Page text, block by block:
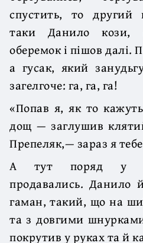
спустить, то другий
таки Данило кози,
оберемок і пішов
а гусак, який
загелгоче: га, га, га!
«Попав я, як то
дощ — заглушив
Препеляк,— зараз я
А тут поряд у
продавались. Данило
гаман, такий, що на
та з довгими
покрутив у руках та й